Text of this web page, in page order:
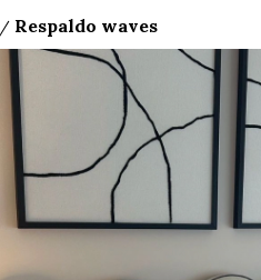
/ Respaldo waves